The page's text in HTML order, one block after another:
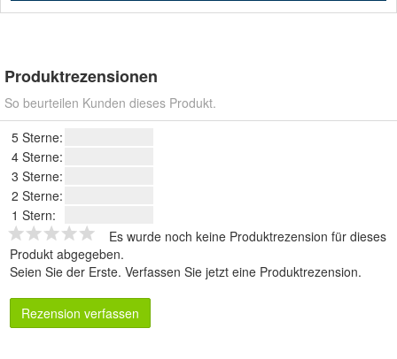
Produktrezensionen
So beurteilen Kunden dieses Produkt.
5 Sterne:
4 Sterne:
3 Sterne:
2 Sterne:
1 Stern:
Es wurde noch keine Produktrezension für dieses
Produkt abgegeben.
Seien Sie der Erste. Verfassen Sie jetzt eine Produktrezension.
Rezension verfassen